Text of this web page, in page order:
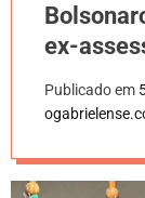
ex-
Publicado em